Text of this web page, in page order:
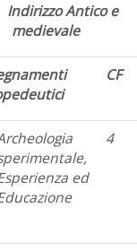
Antico e
medievale
CF
ed
4